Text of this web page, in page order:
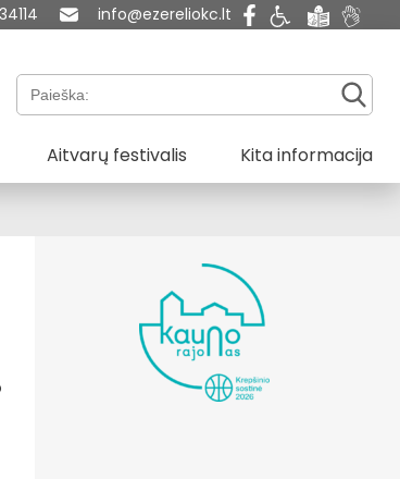
info@ezereliokc.lt
Paieška:
Aitvarų festivalis Kita informacija